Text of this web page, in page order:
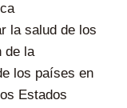
la salud de los
de la
los países en
Estados